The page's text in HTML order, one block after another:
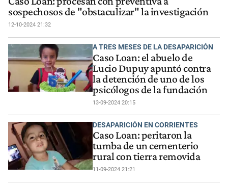
sospechosos de "obstaculizar" la investigación
12-10-2024 21:32
A TRES MESES DE LA DESAPARICIÓN
Caso Loan: el abuelo de
Lucio Dupuy apuntó contra
la detención de uno de los
psicólogos de la fundación
13-09-2024 20:15
DESAPARICIÓN EN CORRIENTES
Caso Loan: peritaron la
tumba de un cementerio
rural con tierra removida
11-09-2024 21:21